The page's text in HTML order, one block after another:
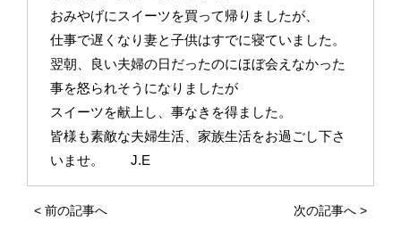
おみやげにスイーツを買って帰りましたが、
仕事で遅くなり妻と子供はすでに寝ていました。
翌朝、良い夫婦の日だったのにほぼ会えなかった
事を怒られそうになりましたが
スイーツを献上し、事なきを得ました。
皆様も素敵な夫婦生活、家族生活をお過ごし下さ
いませ。 J.E
< 前の記事へ 次の記事へ >